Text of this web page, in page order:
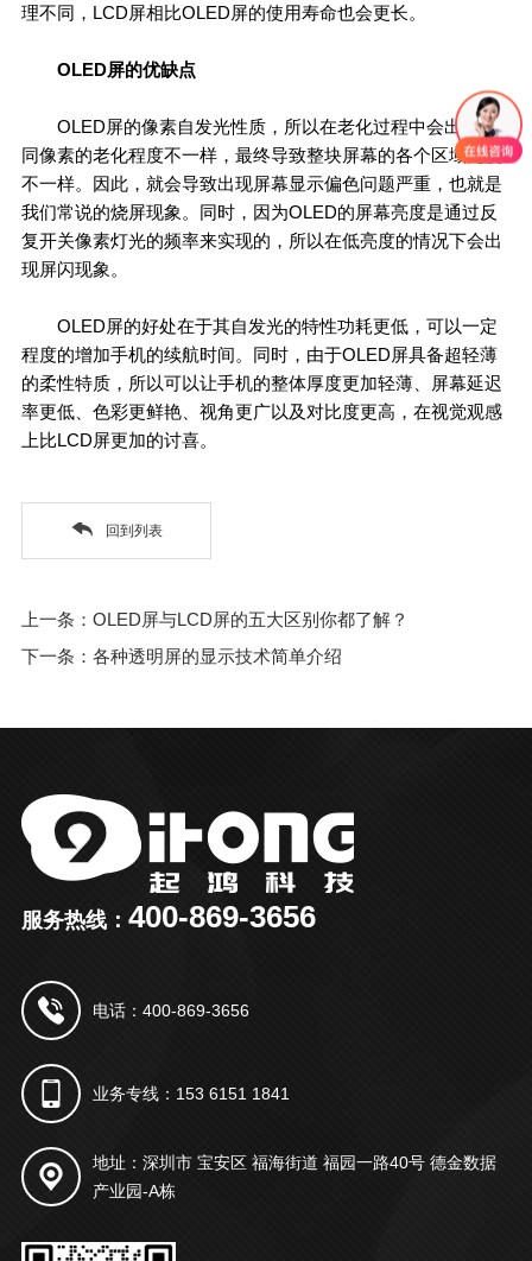
理不同，LCD屏相比OLED屏的使用寿命也会更长。
OLED屏的优缺点
OLED屏的像素自发光性质，所以在老化过程中会出现不
同像素的老化程度不一样，最终导致整块屏幕的各个区域亮度
不一样。因此，就会导致出现屏幕显示偏色问题严重，也就是
我们常说的烧屏现象。同时，因为OLED的屏幕亮度是通过反
复开关像素灯光的频率来实现的，所以在低亮度的情况下会出
现屏闪现象。
OLED屏的好处在于其自发光的特性功耗更低，可以一定
程度的增加手机的续航时间。同时，由于OLED屏具备超轻薄
的柔性特质，所以可以让手机的整体厚度更加轻薄、屏幕延迟
率更低、色彩更鲜艳、视角更广以及对比度更高，在视觉观感
上比LCD屏更加的讨喜。
回到列表
上一条：OLED屏与LCD屏的五大区别你都了解？
下一条：各种透明屏的显示技术简单介绍
服务热线： 400-869-3656
电话：400-869-3656
业务专线：153 6151 1841
地址：深圳市 宝安区 福海街道 福园一路40号 德金数据
产业园-A栋